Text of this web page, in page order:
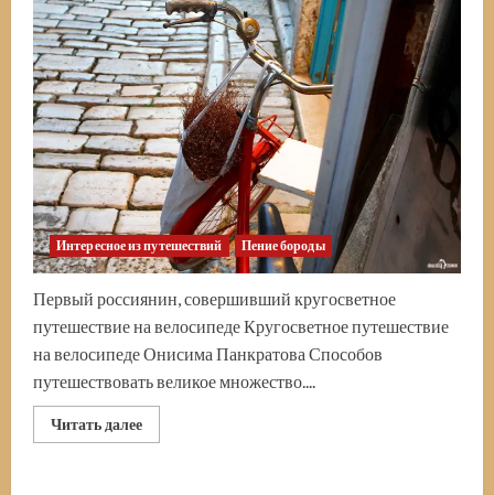
Интересное из путешествий Пение бороды
Первый россиянин, совершивший кругосветное
путешествие на велосипеде Кругосветное путешествие
на велосипеде Онисима Панкратова Способов
путешествовать великое множество....
Читать далееПрочитать
больше